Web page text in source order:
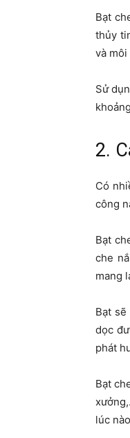
Bạt
thủy
và
Sử
2.
Có
công
Bạt
che
mang
Bạt
dọc
phát
Bạt
lúc